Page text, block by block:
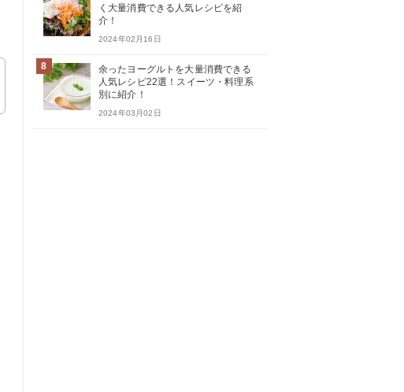
く大量消費できる人気レシピを紹
介！
2024年02月16日
8
余ったヨーグルトを大量消費できる
人気レシピ22選！スイーツ・料理系
別に紹介！
2024年03月02日